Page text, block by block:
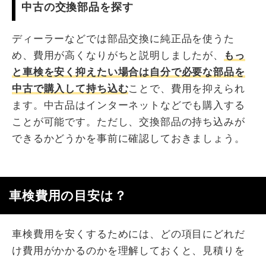
中古の交換部品を探す
ディーラーなどでは部品交換に純正品を使うた
め、費用が高くなりがちと説明しましたが、
もっ
と車検を安く抑えたい場合は自分で必要な部品を
中古で購入して持ち込むことで、費用を抑えられ
ます。中古品はインターネットなどでも購入する
ことが可能です。ただし、交換部品の持ち込みが
できるかどうかを事前に確認しておきましょう。
車検費用の目安は？
車検費用を安くするためには、どの項目にどれだ
け費用がかかるのかを理解しておくと、見積りを